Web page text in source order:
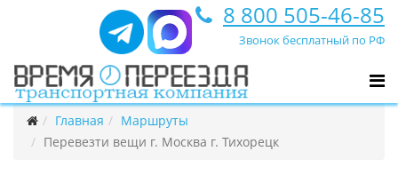
8 800 505-46-85
Звонок бесплатный по РФ
Главная
Маршруты
Перевезти вещи г. Москва г. Тихорецк